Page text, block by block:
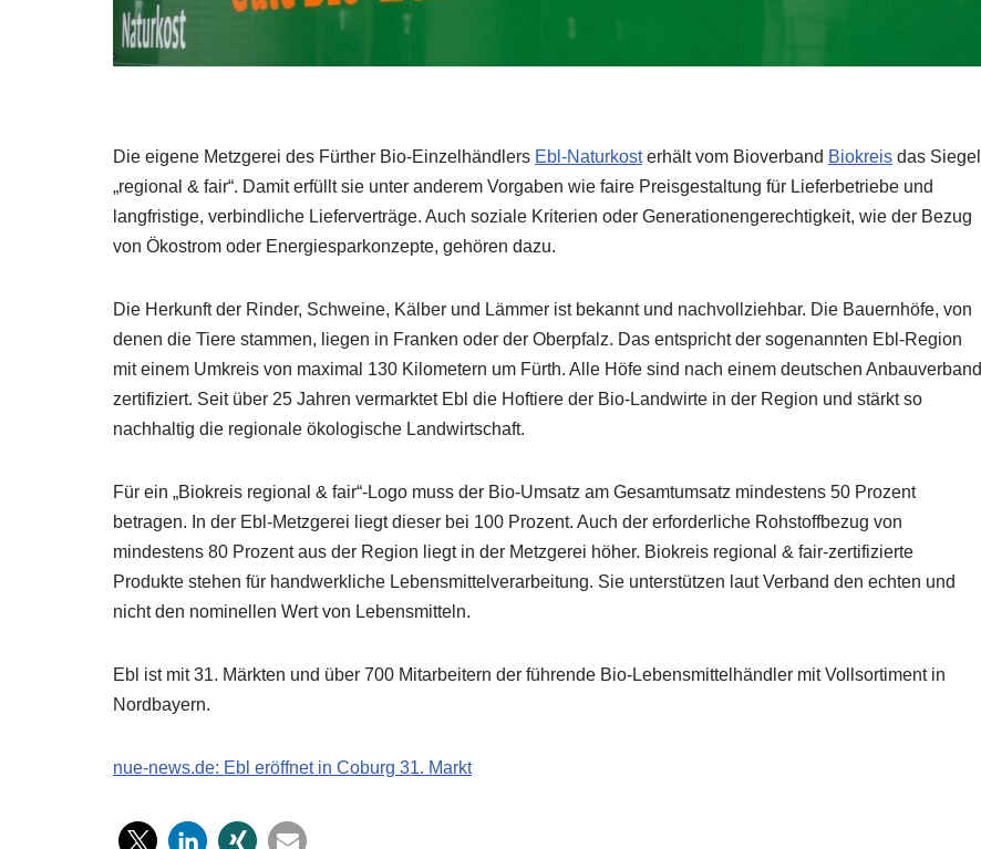
Die eigene Metzgerei des Fürther Bio-Einzelhändlers Ebl-Naturkosterhält vom Bioverband Biokreis das Siegel
„regional & fair“. Damit erfüllt sie unter anderem Vorgaben wie faire Preisgestaltung für Lieferbetriebe und
langfristige, verbindliche Lieferverträge. Auch soziale Kriterien oder Generationengerechtigkeit, wie der Bezug
von Ökostrom oder Energiesparkonzepte, gehören dazu.
Die Herkunft der Rinder, Schweine, Kälber und Lämmer ist bekannt und nachvollziehbar. Die Bauernhöfe, von
denen die Tiere stammen, liegen in Franken oder der Oberpfalz. Das entspricht der sogenannten Ebl-Region
mit einem Umkreis von maximal 130 Kilometern um Fürth. Alle Höfe sind nach einem deutschen Anbauverband
zertifiziert. Seit über 25 Jahren vermarktet Ebl die Hoftiere der Bio-Landwirte in der Region und stärkt so
nachhaltig die regionale ökologische Landwirtschaft.
Für ein „Biokreis regional & fair“-Logo muss der Bio-Umsatz am Gesamtumsatz mindestens 50 Prozent
betragen. In der Ebl-Metzgerei liegt dieser bei 100 Prozent. Auch der erforderliche Rohstoffbezug von
mindestens 80 Prozent aus der Region liegt in der Metzgerei höher. Biokreis regional & fair-zertifizierte
Produkte stehen für handwerkliche Lebensmittelverarbeitung. Sie unterstützen laut Verband den echten und
nicht den nominellen Wert von Lebensmitteln.
Ebl ist mit 31. Märkten und über 700 Mitarbeitern der führende Bio-Lebensmittelhändler mit Vollsortiment in
Nordbayern.
nue-news.de: Ebl eröffnet in Coburg 31. Markt